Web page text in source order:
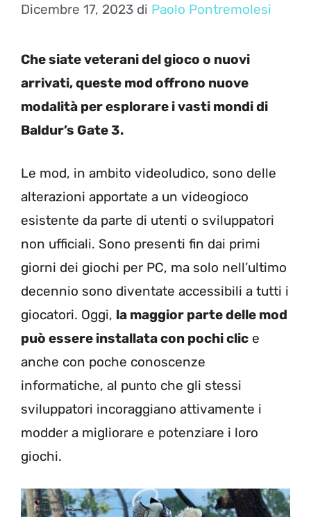
Dicembre 17, 2023 di Paolo Pontremolesi
Che siate veterani del gioco o nuovi
arrivati, queste mod offrono nuove
modalità per esplorare i vasti mondi di
Baldur’s Gate 3.
Le mod, in ambito videoludico, sono delle
alterazioni apportate a un videogioco
esistente da parte di utenti o sviluppatori
non ufficiali. Sono presenti fin dai primi
giorni dei giochi per PC, ma solo nell’ultimo
decennio sono diventate accessibili a tutti i
giocatori. Oggi, la maggior parte delle mod
può essere installata con pochi clic e
anche con poche conoscenze
informatiche, al punto che gli stessi
sviluppatori incoraggiano attivamente i
modder a migliorare e potenziare i loro
giochi.